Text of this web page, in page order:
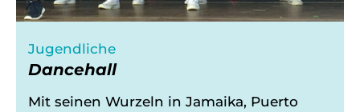
Jugendliche
Dancehall
Mit seinen Wurzeln in Jamaika, Puerto